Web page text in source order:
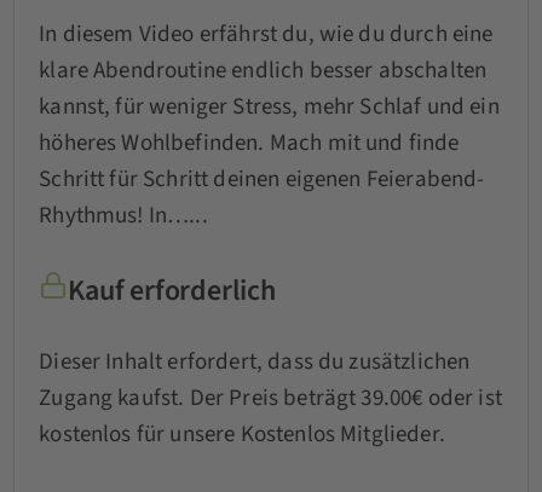
In diesem Video erfährst du, wie du durch eine
klare Abendroutine endlich besser abschalten
kannst, für weniger Stress, mehr Schlaf und ein
höheres Wohlbefinden. Mach mit und finde
Schritt für Schritt deinen eigenen Feierabend-
Rhythmus! In…...
Kauf erforderlich
Dieser Inhalt erfordert, dass du zusätzlichen
Zugang kaufst. Der Preis beträgt 39.00€ oder ist
kostenlos für unsere Kostenlos Mitglieder.